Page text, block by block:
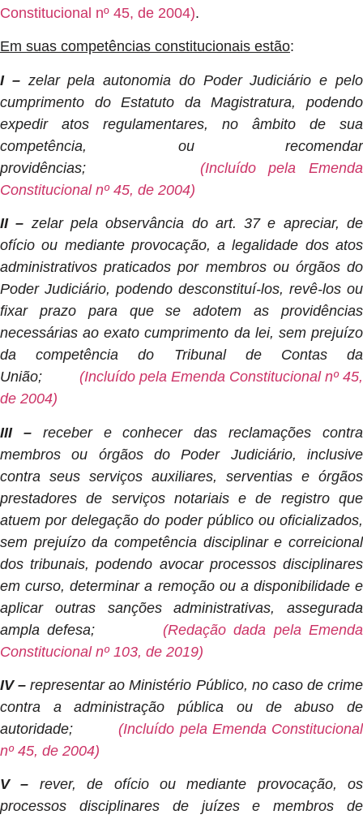
Constitucional nº 45, de 2004).
Em suas competências constitucionais estão:
I –zelar pela autonomia do Poder Judiciário e pelo
cumprimento do Estatuto da Magistratura, podendo
expedir atos regulamentares, no âmbito de sua
competência, ou recomendar
providências; (Incluído pela Emenda
Constitucional nº 45, de 2004)
II – zelar pela observância do art. 37 e apreciar, de
ofício ou mediante provocação, a legalidade dos atos
administrativos praticados por membros ou órgãos do
Poder Judiciário, podendo desconstituí-los, revê-los ou
fixar prazo para que se adotem as providências
necessárias ao exato cumprimento da lei, sem prejuízo
da competência do Tribunal de Contas da
União; (Incluído pela Emenda Constitucional nº 45,
de 2004)
III –receber e conhecer das reclamações contra
membros ou órgãos do Poder Judiciário, inclusive
contra seus serviços auxiliares, serventias e órgãos
prestadores de serviços notariais e de registro que
atuem por delegação do poder público ou oficializados,
sem prejuízo da competência disciplinar e correicional
dos tribunais, podendo avocar processos disciplinares
em curso, determinar a remoção ou a disponibilidade e
aplicar outras sanções administrativas, assegurada
ampla defesa;(Redação dada pela Emenda
Constitucional nº 103, de 2019)
IV – representar ao Ministério Público, no caso de crime
contra a administração pública ou de abuso de
autoridade;(Incluído pela Emenda Constitucional
nº 45, de 2004)
V – rever, de ofício ou mediante provocação, os
processos disciplinares de juízes e membros de